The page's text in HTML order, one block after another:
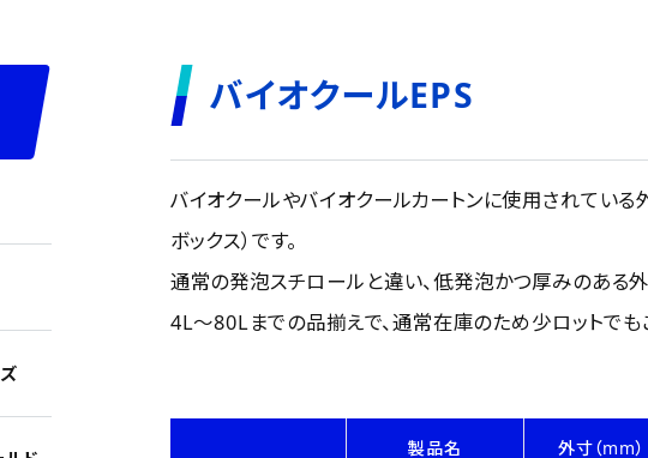
バイオクールEPS
バイオクールやバイオクールカートンに使用されてい
ボックス）です。
通常の発泡スチロールと違い、低発泡かつ厚みのある
4L～80Lまでの品揃えで、通常在庫のため少ロットでも
製品名 外寸（mm）